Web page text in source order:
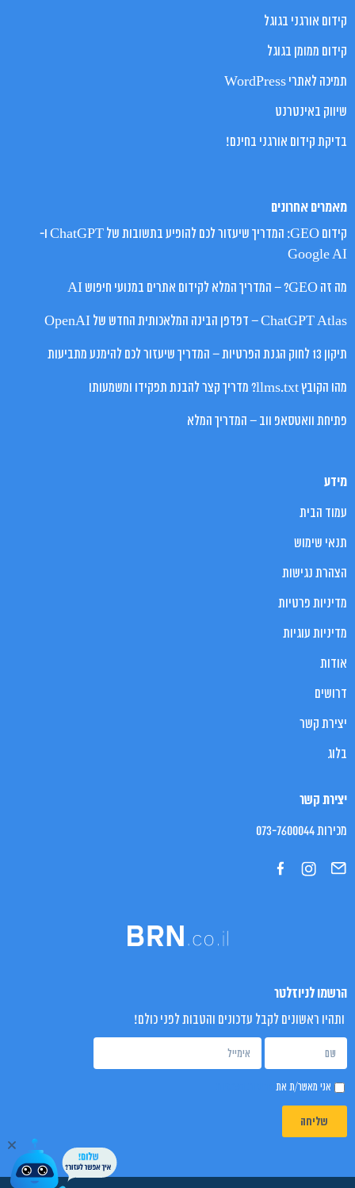
קידום אורגני בגוגל
קידום ממומן בגוגל
תמיכה לאתרי WordPress
שיווק באינטרנט
בדיקת קידום אורגני בחינם!
מאמרים אחרונים
קידום GEO: המדריך שיעזור לכם להופיע בתשובות של ChatGPT ו-
Google AI
מה זה GEO? – המדריך המלא לקידום אתרים במנועי חיפוש AI
ChatGPT Atlas – דפדפן הבינה המלאכותית החדש של OpenAI
תיקון 13 לחוק הגנת הפרטיות – המדריך שיעזור לכם להימנע מתביעות
מהו הקובץ llms.txt? מדריך קצר להבנת תפקידו ומשמעותו
פתיחת וואטסאפ ווב – המדריך המלא
מידע
עמוד הבית
תנאי שימוש
הצהרת נגישות
מדיניות פרטיות
מדיניות עוגיות
אודות
דרושים
יצירת קשר
בלוג
יצירת קשר
מכירות 073-7600044
הרשמו לניוזלטר
ותהיו ראשונים לקבל עדכונים והטבות לפני כולם!
אני מאשר/ת את
שליחה